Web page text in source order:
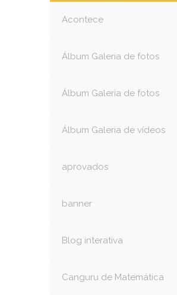
Acontece
Álbum Galeria de fotos
Álbum Galeria de fotos
Álbum Galeria de vídeos
aprovados
banner
Blog interativa
Canguru de Matemática